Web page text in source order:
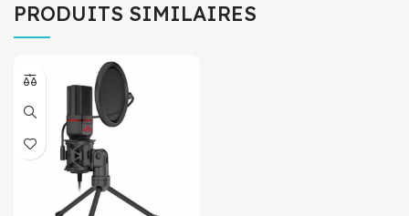
PRODUITS SIMILAIRES